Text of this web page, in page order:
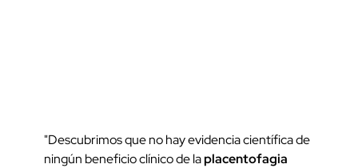
"Descubrimos que no hay evidencia científica de
ningún beneficio clínico de laplacentofagia